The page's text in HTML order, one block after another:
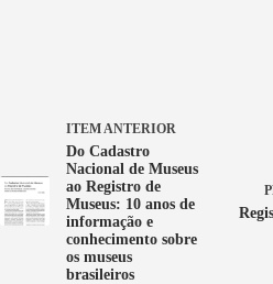
ITEM ANTERIOR
Do Cadastro
Nacional de Museus
ao Registro de
Museus: 10 anos de
informação e
conhecimento sobre
os museus
brasileiros